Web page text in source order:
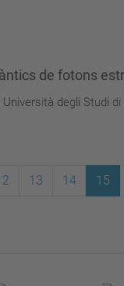
de fotons
degli Studi
13 14 15